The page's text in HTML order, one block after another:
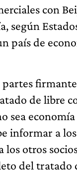
con
según
país de
partes
de libre
sea economía
informar a
los otros
del tratado